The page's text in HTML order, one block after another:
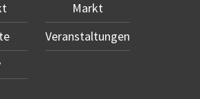
Markt
Veranstaltungen